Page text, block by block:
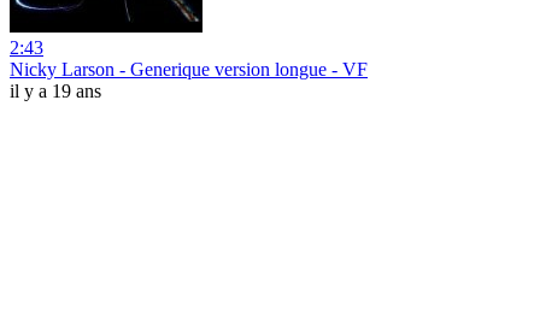
2:43
Nicky Larson - Generique version longue - VF
il y a 19 ans